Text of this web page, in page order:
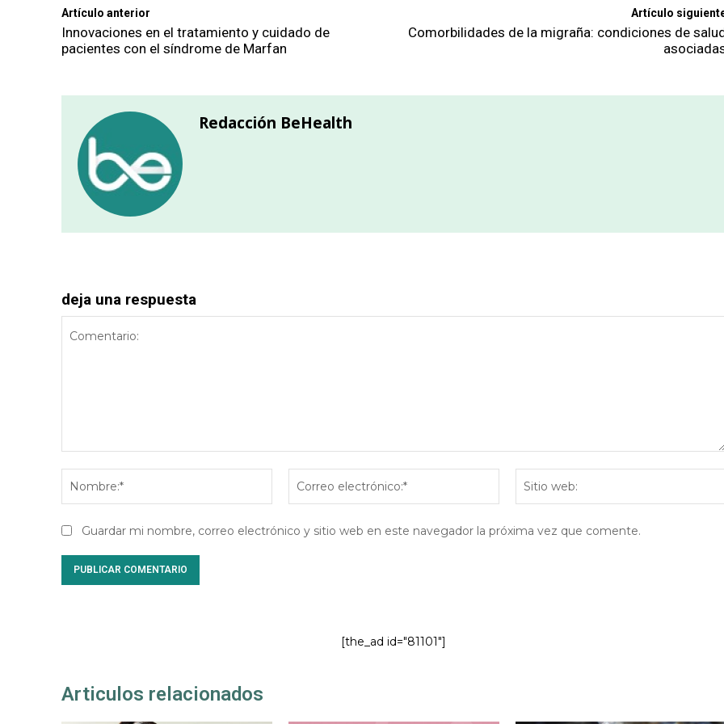
Artículo anterior
Innovaciones en el tratamiento y cuidado de
pacientes con el síndrome de Marfan
Artículo
Comorbilidades de la migraña: condiciones de
Redacción BeHealth
deja una respuesta
electrónico:*
Guardar mi nombre, correo electrónico y sitio web en este navegador la próxima vez que comente.
[the_ad id="81101"]
Articulos relacionados